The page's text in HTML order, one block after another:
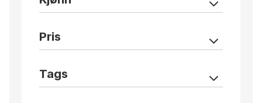
Pris
Tags